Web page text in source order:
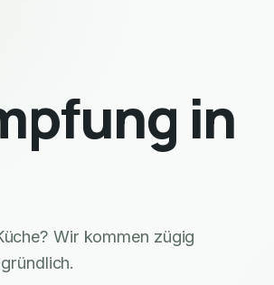
in
Wir kommen zügig